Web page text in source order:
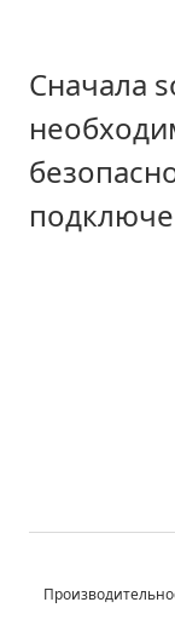
Сначала